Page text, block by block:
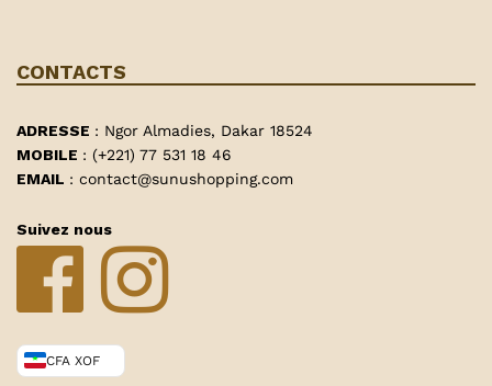
CONTACTS
ADRESSE : Ngor Almadies, Dakar 18524
MOBILE : (+221) 77 531 18 46
EMAIL : contact@sunushopping.com
Suivez nous
CFA XOF